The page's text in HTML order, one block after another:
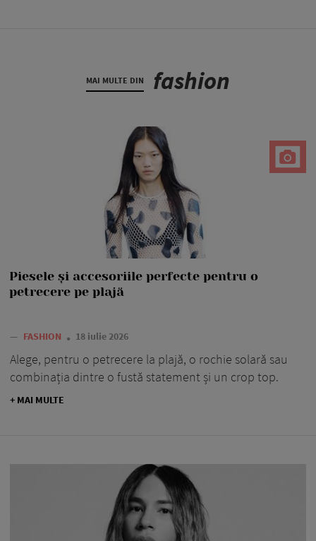
MAI MULTE DIN fashion
Piesele și accesoriile perfecte pentru o
petrecere pe plajă
— FASHION 18 iulie 2026
Alege, pentru o petrecere la plajă, o rochie solară sau
combinația dintre o fustă statement și un crop top.
+ MAI MULTE